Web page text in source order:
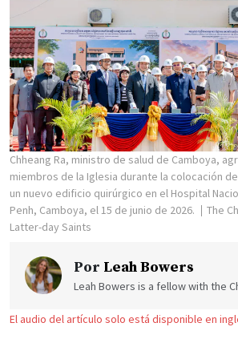
Chheang Ra, ministro de salud de Camboya,
miembros de la Iglesia durante la colocación
un nuevo edificio quirúrgico en el Hospital
Penh, Camboya, el 15 de junio de 2026.
The
Latter-day Saints
Por Leah Bowers
Leah Bowers is a fellow with the
El audio del artículo solo está disponible en